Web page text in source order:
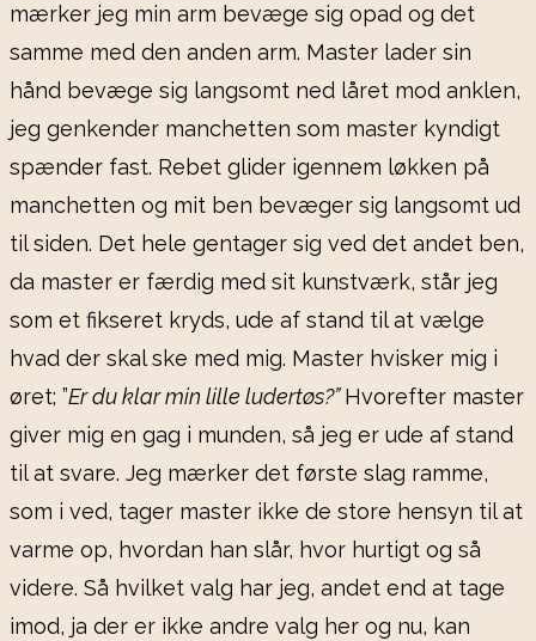
mærker jeg min arm bevæge sig opad og det
samme med den anden arm. Master lader sin
hånd bevæge sig langsomt ned låret mod anklen,
jeg genkender manchetten som master kyndigt
spænder fast. Rebet glider igennem løkken på
manchetten og mit ben bevæger sig langsomt ud
til siden. Det hele gentager sig ved det andet ben,
da master er færdig med sit kunstværk, står jeg
som et fikseret kryds, ude af stand til at vælge
hvad der skal ske med mig. Master hvisker mig i
øret; ”Er du klar min lille ludertøs?”Hvorefter master
giver mig en gag i munden, så jeg er ude af stand
til at svare. Jeg mærker det første slag ramme,
som i ved, tager master ikke de store hensyn til at
varme op, hvordan han slår, hvor hurtigt og så
videre. Så hvilket valg har jeg, andet end at tage
imod, ja der er ikke andre valg her og nu, kan